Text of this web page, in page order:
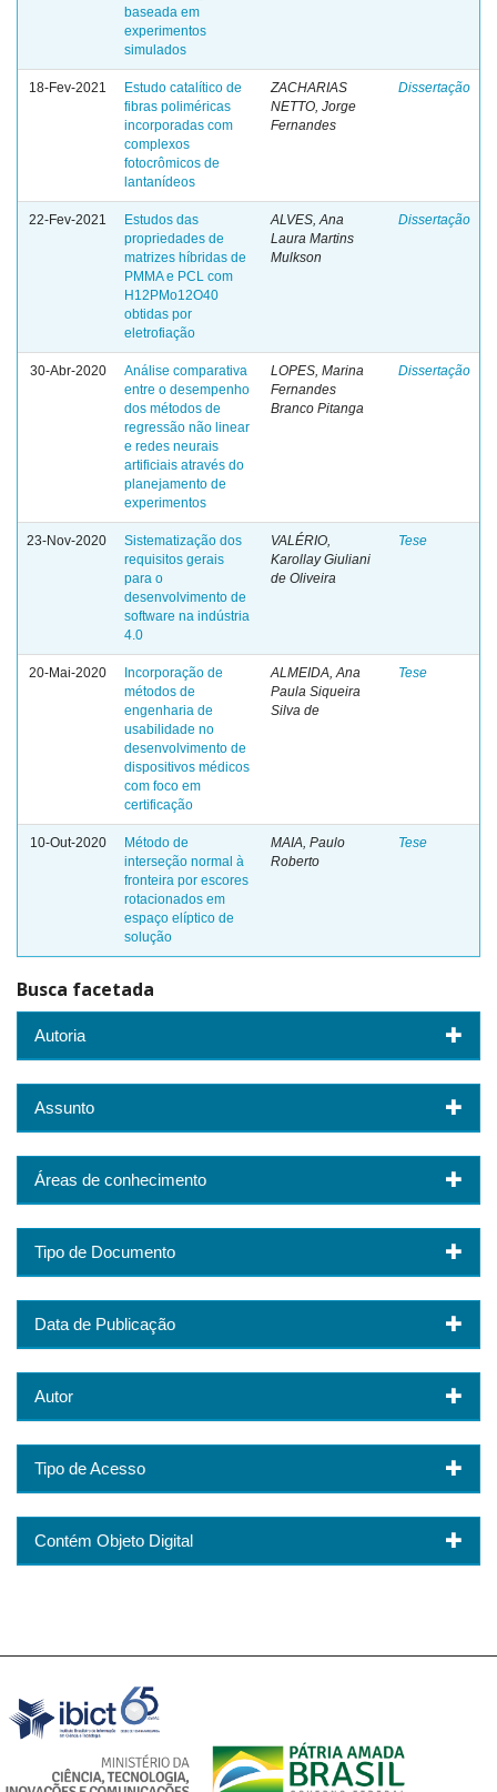
baseada em
experimentos
simulados
18-Fev-2021
Estudo catalítico de
fibras poliméricas
incorporadas com
complexos
fotocrômicos de
lantanídeos
ZACHARIAS
NETTO, Jorge
Fernandes
Dissertação
22-Fev-2021
Estudos das
propriedades de
matrizes híbridas de
PMMA e PCL com
H12PMo12O40
obtidas por
eletrofiação
ALVES, Ana
Laura Martins
Mulkson
Dissertação
30-Abr-2020
Análise comparativa
entre o desempenho
dos métodos de
regressão não linear
e redes neurais
artificiais através do
planejamento de
experimentos
LOPES, Marina
Fernandes
Branco Pitanga
Dissertação
23-Nov-2020
Sistematização dos
requisitos gerais
para o
desenvolvimento de
software na indústria
4.0
VALÉRIO,
Karollay Giuliani
de Oliveira
Tese
20-Mai-2020
Incorporação de
métodos de
engenharia de
usabilidade no
desenvolvimento de
dispositivos médicos
com foco em
certificação
ALMEIDA, Ana
Paula Siqueira
Silva de
Tese
10-Out-2020
Método de
interseção normal à
fronteira por escores
rotacionados em
espaço elíptico de
solução
MAIA, Paulo
Roberto
Tese
Busca facetada
Autoria
Assunto
Áreas de conhecimento
Tipo de Documento
Data de Publicação
Autor
Tipo de Acesso
Contém Objeto Digital